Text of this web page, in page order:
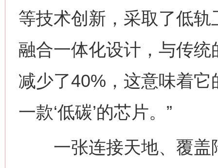
等技术创新，采取了低
融合一体化设计，与传
减少了40%，这意味着
一款‘低碳’的芯片。”
一张连接天地、覆盖